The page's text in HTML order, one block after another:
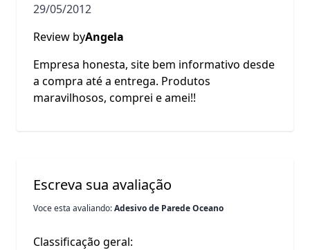
29/05/2012
Review byAngela
Empresa honesta, site bem informativo desde
a compra até a entrega. Produtos
maravilhosos, comprei e amei!!
Escreva sua avaliação
Voce esta avaliando:Adesivo de Parede Oceano
Classificação geral: